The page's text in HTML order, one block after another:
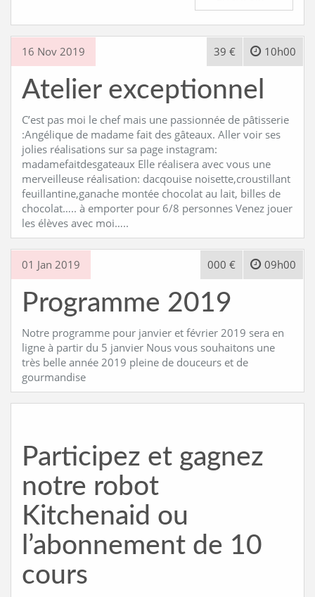
16 Nov 2019 10h00
39 €
Atelier exceptionnel
C’est pas moi le chef mais une passionnée de pâtisserie
:Angélique de madame fait des gâteaux. Aller voir ses
jolies réalisations sur sa page instagram:
madamefaitdesgateaux Elle réalisera avec vous une
merveilleuse réalisation: dacqouise noisette,croustillant
feuillantine,ganache montée chocolat au lait, billes de
chocolat….. à emporter pour 6/8 personnes Venez jouer
les élèves avec moi…..
01 Jan 2019 09h00
000 €
Programme 2019
Notre programme pour janvier et février 2019 sera en
ligne à partir du 5 janvier Nous vous souhaitons une
très belle année 2019 pleine de douceurs et de
gourmandise
Participez et gagnez
notre robot
Kitchenaid ou
l’abonnement de 10
cours